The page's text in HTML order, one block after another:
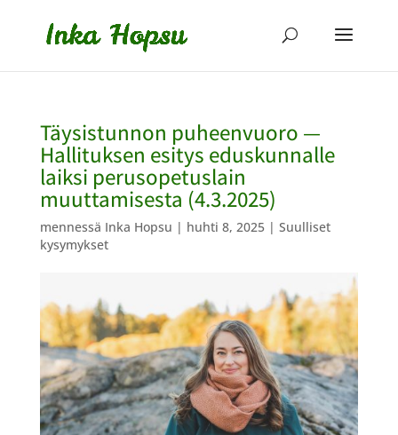
Täysistunnon puheenvuoro —
Hallituksen esitys eduskunnalle
laiksi perusopetuslain
muuttamisesta (4.3.2025)
mennessä Inka Hopsu | huhti 8, 2025| Suulliset
kysymykset